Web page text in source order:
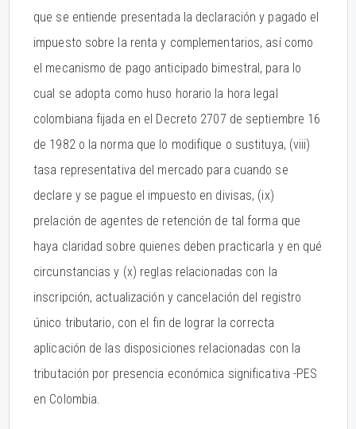
que se entiende presentada la declaración y pagado el
impuesto sobre la renta y complementarios, así como
el mecanismo de pago anticipado bimestral, para lo
cual se adopta como huso horario la hora legal
colombiana fijada en el Decreto 2707 de septiembre 16
de 1982 o la norma que lo modifique o sustituya, (viii)
tasa representativa del mercado para cuando se
declare y se pague el impuesto en divisas, (ix)
prelación de agentes de retención de tal forma que
haya claridad sobre quienes deben practicarla y en qué
circunstancias y (x) reglas relacionadas con la
inscripción, actualización y cancelación del registro
único tributario, con el fin de lograr la correcta
aplicación de las disposiciones relacionadas con la
tributación por presencia económica significativa -PES
en Colombia.